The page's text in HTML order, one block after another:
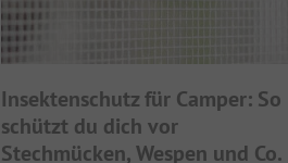
Insektenschutz für Camper: So
schützt du dich vor
Stechmücken, Wespen und Co.